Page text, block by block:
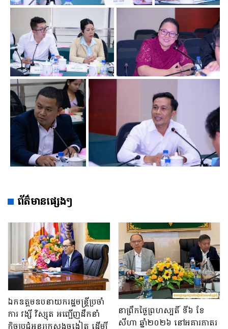
ព័ត៌មានផ្សេងៗ
ឯកឧត្តមឧបនាយករដ្ឋមន្រ្តីប្រចាំ
ការ វង្សី វិស្សុត អញ្ជើញដឹកនាំ
នាព្រឹកថ្ងៃព្រហស្បតិ៍ ទី៦ ខែ
សីហា ឆ្នាំ២០២៦ នៅអគារភាតរ